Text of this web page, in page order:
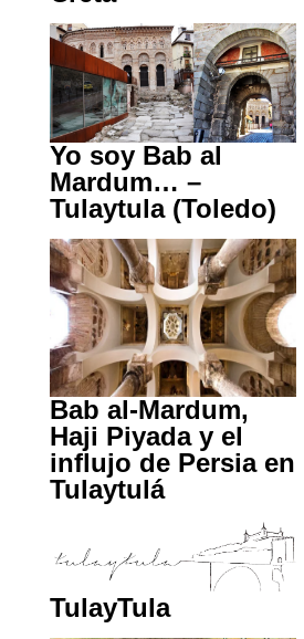
Yo soy Bab al
Mardum… –
Tulaytula (Toledo)
Bab al-Mardum,
Haji Piyada y el
influjo de Persia en
Tulaytulá
TulayTula